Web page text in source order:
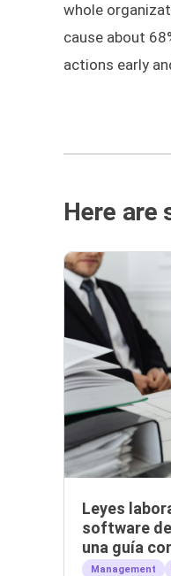
whole
cause about
actions early
Here are
Leyes
software
una guía
Management